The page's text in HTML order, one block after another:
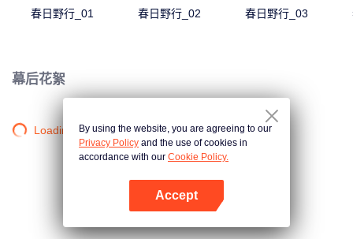
春日野行_01 春日野行_02 春日野行_03
幕后花絮
Loading…By using the website, you are agreeing to our
Privacy Policy and the use of cookies in
accordance with our Cookie Policy.
Accept